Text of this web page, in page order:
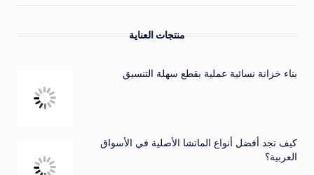
منتجات العناية
بناء خزانة نسائية عملية بقطع سهلة التنسيق
كيف تجد أفضل أنواع الماتشا الأصلية في الأسواق
العربية؟